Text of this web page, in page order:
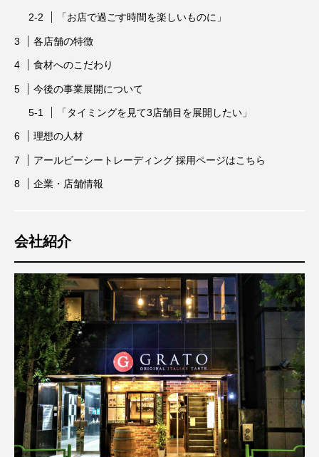
「お店で過ごす時間を楽しいものに」
各店舗の特徴
食材へのこだわり
今後の事業展開について
「タイミングを見て3店舗目を展開したい」
理想の人材
アールビーシートレーディング 採用ページはこちら
企業・店舗情報
会社紹介